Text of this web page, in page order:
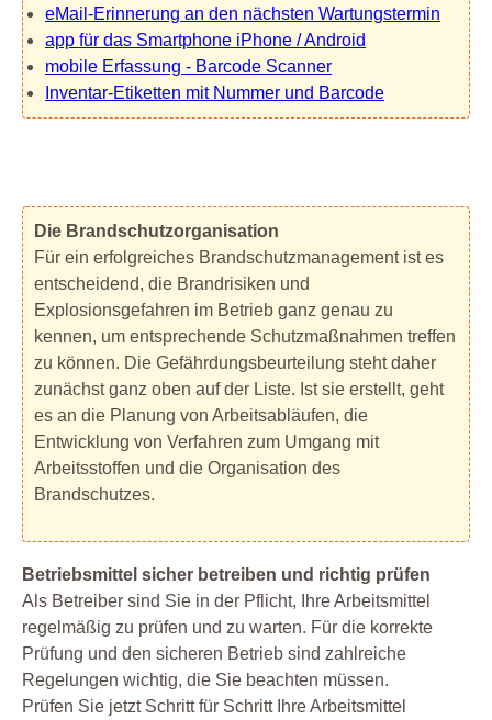
eMail-Erinnerung an den nächsten Wartungstermin
app für das Smartphone iPhone / Android
mobile Erfassung - Barcode Scanner
Inventar-Etiketten mit Nummer und Barcode
Die Brandschutzorganisation
Für ein erfolgreiches Brandschutzmanagement ist es
entscheidend, die Brandrisiken und
Explosionsgefahren im Betrieb ganz genau zu
kennen, um entsprechende Schutzmaßnahmen treffen
zu können. Die Gefährdungsbeurteilung steht daher
zunächst ganz oben auf der Liste. Ist sie erstellt, geht
es an die Planung von Arbeitsabläufen, die
Entwicklung von Verfahren zum Umgang mit
Arbeitsstoffen und die Organisation des
Brandschutzes.
Betriebsmittel sicher betreiben und richtig prüfen
Als Betreiber sind Sie in der Pflicht, Ihre Arbeitsmittel
regelmäßig zu prüfen und zu warten. Für die korrekte
Prüfung und den sicheren Betrieb sind zahlreiche
Regelungen wichtig, die Sie beachten müssen.
Prüfen Sie jetzt Schritt für Schritt Ihre Arbeitsmittel